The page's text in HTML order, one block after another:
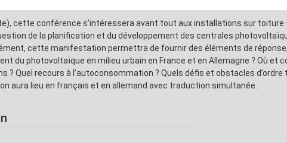
cette conférence s’intéressera avant tout aux installations sur
de la planification et du développement des centrales
cette manifestation permettra de fournir des éléments de
du photovoltaïque en milieu urbain en France et en Allemagne ? Où et
Quel recours à l’autoconsommation ? Quels défis et obstacles
lieu en français et en allemand avec traduction simultanée.